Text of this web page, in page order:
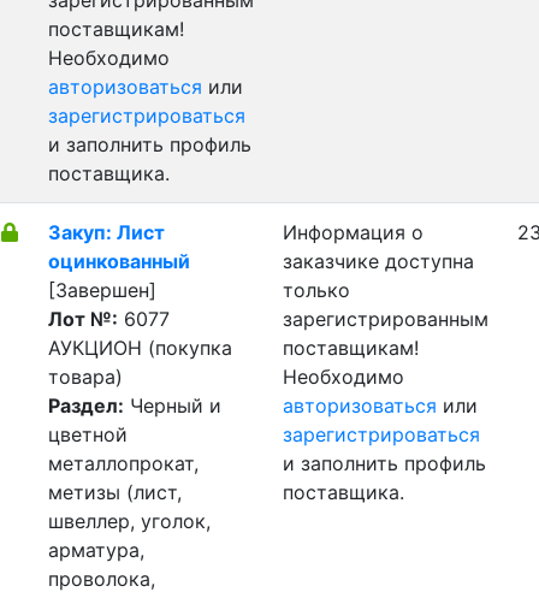
поставщикам!
Необходимо
авторизоваться или
зарегистрироваться
и заполнить профиль
поставщика.
Закуп: Лист
оцинкованный
[Завершен]
Лот №: 6077
АУКЦИОН (покупка
товара)
Раздел: Черный и
цветной
металлопрокат,
метизы (лист,
швеллер, уголок,
арматура,
проволока,
Информация о
заказчике доступна
только
зарегистрированным
поставщикам!
Необходимо
авторизоваться или
зарегистрироваться
и заполнить профиль
поставщика.